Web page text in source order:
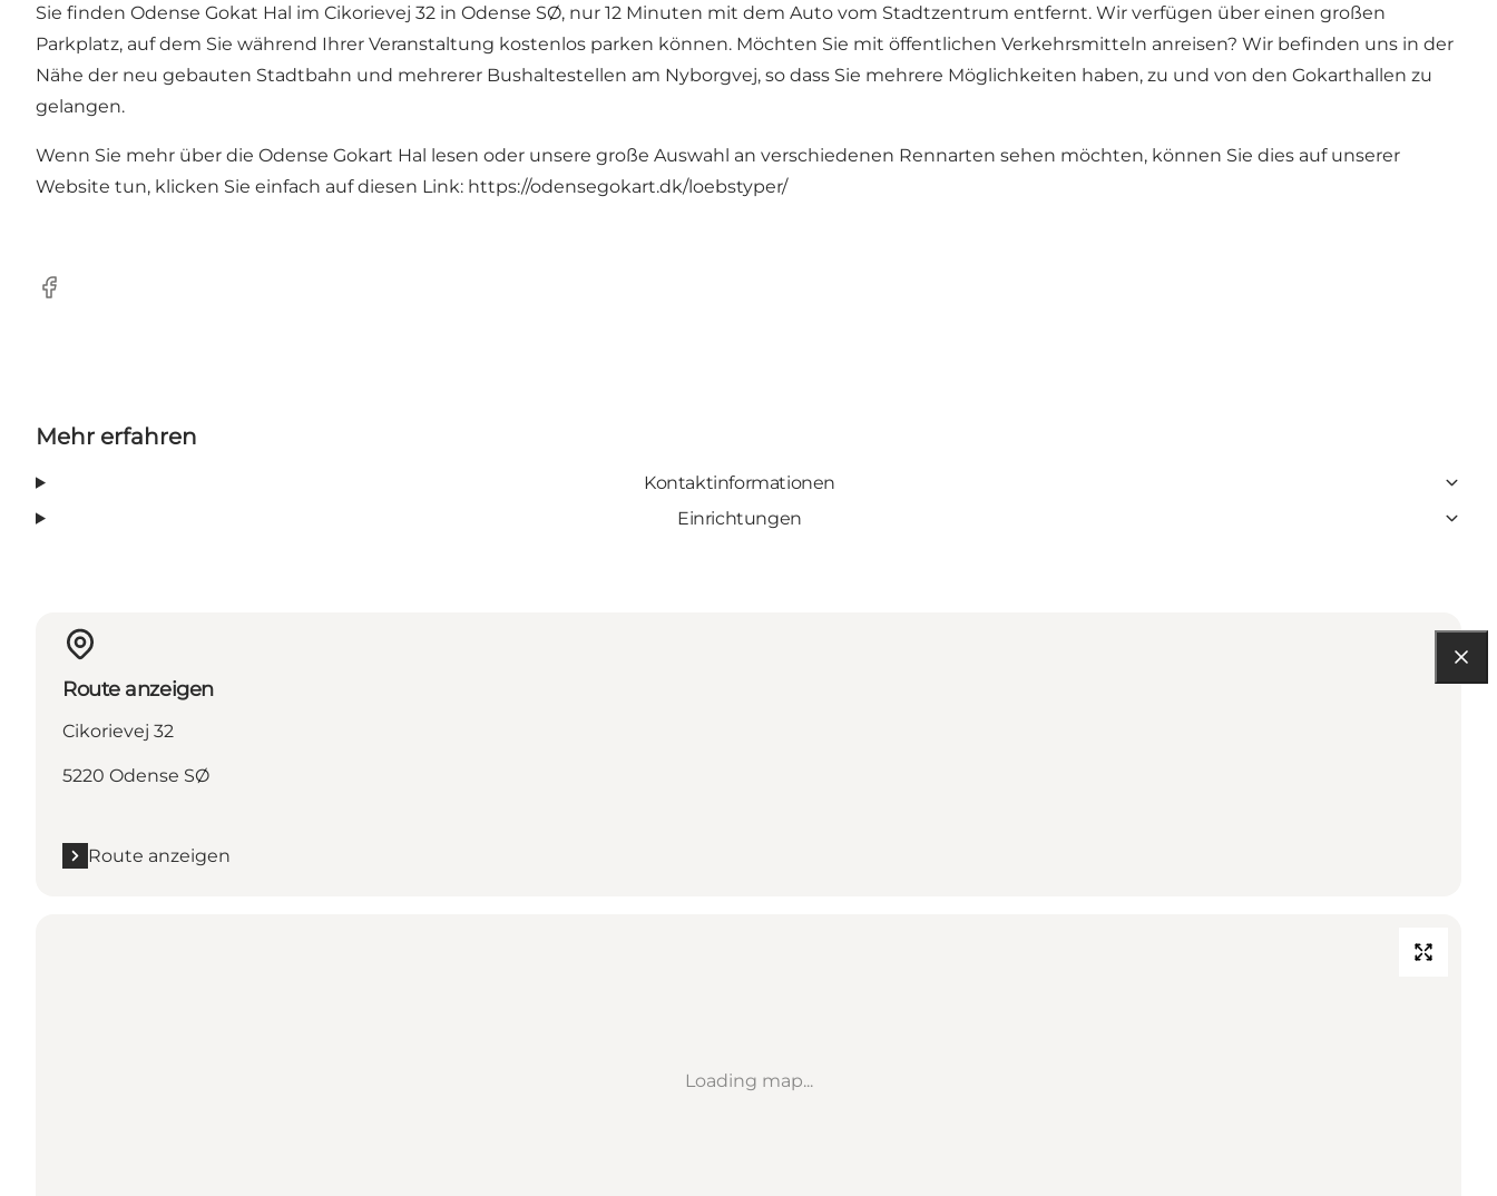
Sie finden Odense Gokat Hal im Cikorievej 32 in Odense SØ, nur 12 Minuten mit dem Auto vom Stadtzentrum entfernt. Wir verfügen über einen großen
Parkplatz, auf dem Sie während Ihrer Veranstaltung kostenlos parken können. Möchten Sie mit öffentlichen Verkehrsmitteln anreisen? Wir befinden uns in der
Nähe der neu gebauten Stadtbahn und mehrerer Bushaltestellen am Nyborgvej, so dass Sie mehrere Möglichkeiten haben, zu und von den Gokarthallen zu
gelangen.
Wenn Sie mehr über die Odense Gokart Hal lesen oder unsere große Auswahl an verschiedenen Rennarten sehen möchten, können Sie dies auf unserer
Website tun, klicken Sie einfach auf diesen Link: https://odensegokart.dk/loebstyper/
Facebook
Mehr erfahren
Kontaktinformationen
Einrichtungen
Route anzeigen
Cikorievej 32
5220 Odense SØ
Route anzeigen
Loading map...